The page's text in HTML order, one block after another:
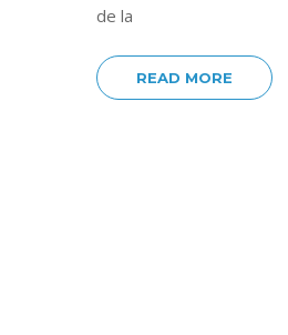
de la
READ MORE